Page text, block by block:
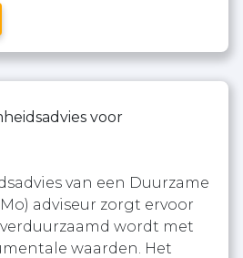
voor
van een Duurzame
adviseur zorgt ervoor
wordt met
waarden. Het